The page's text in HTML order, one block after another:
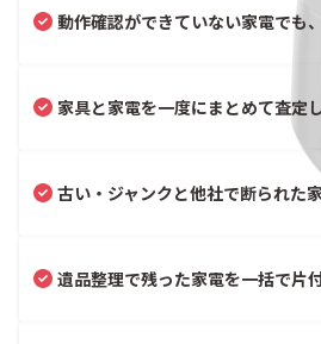
動作確認ができていない家電でも
家具と家電を一度にまとめて査定
古い・ジャンクと他社で断られた
遺品整理で残った家電を一括で片